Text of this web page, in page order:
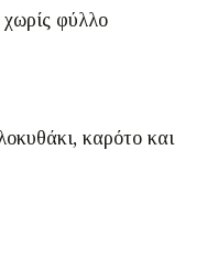
φύλλο
καρότο και